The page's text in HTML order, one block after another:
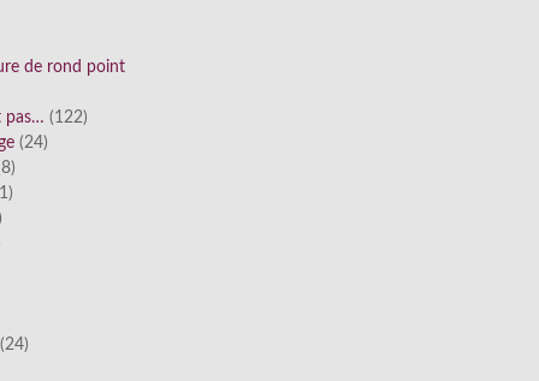
de rond point
pas… (122)
(24)
(24)